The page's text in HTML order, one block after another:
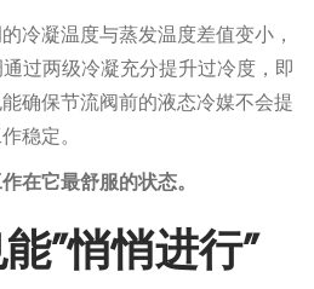
冷凝温度与蒸发温度差值变小，
过两级冷凝充分提升过冷度，即
确保节流阀前的液态冷媒不会提
稳定。
在它最舒服的状态。
”悄悄进行”